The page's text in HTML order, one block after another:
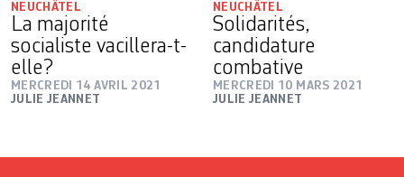
NEUCHÂTEL
La majorité
socialiste vacillera-t-
elle?
MERCREDI 14 AVRIL 2021
JULIE JEANNET
NEUCHÂTEL
Solidarités,
candidature
combative
MERCREDI 10 MARS 2021
JULIE JEANNET